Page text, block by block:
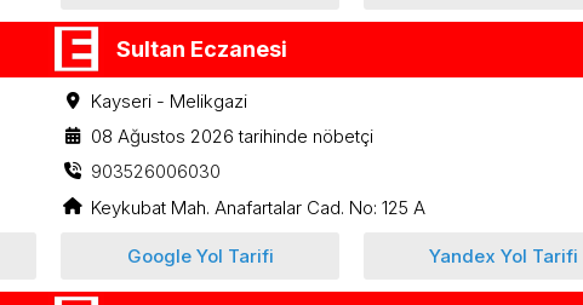
Sultan Eczanesi
Kayseri - Melikgazi
08 Ağustos 2026 tarihinde nöbetçi
903526006030
Keykubat Mah. Anafartalar Cad. No: 125 A
Google Yol Tarifi Yandex Yol Tarifi